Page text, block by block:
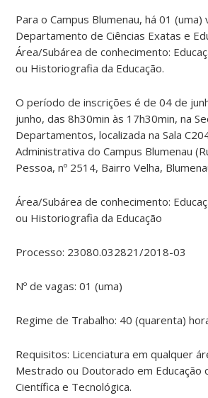
Para o Campus Blumenau, há 01 (uma)
Departamento de Ciências Exatas e
Área/Subárea de conhecimento:
ou Historiografia da Educação.
O período de inscrições é de 04 de
junho, das 8h30min às 17h30min, na
Departamentos, localizada na Sala
Administrativa do Campus Blumenau
Pessoa, nº 2514, Bairro Velha,
Área/Subárea de conhecimento:
ou Historiografia da Educação
Processo: 23080.032821/2018-03
Nº de vagas: 01 (uma)
Regime de Trabalho: 40 (quarenta)
Requisitos: Licenciatura em qualquer
Mestrado ou Doutorado em Educação
Científica e Tecnológica.